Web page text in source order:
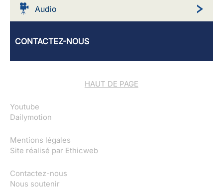
Audio
CONTACTEZ-NOUS
HAUT DE PAGE
Youtube
Dailymotion
Mentions légales
Site réalisé par Ethicweb
Contactez-nous
Nous soutenir